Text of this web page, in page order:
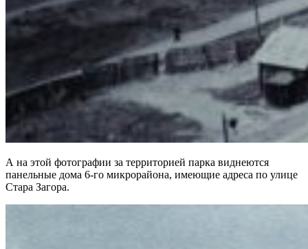
А на этой фотографии за территорией парка виднеются
панельные дома 6-го микрорайона, имеющие адреса по улице
Стара Загора.